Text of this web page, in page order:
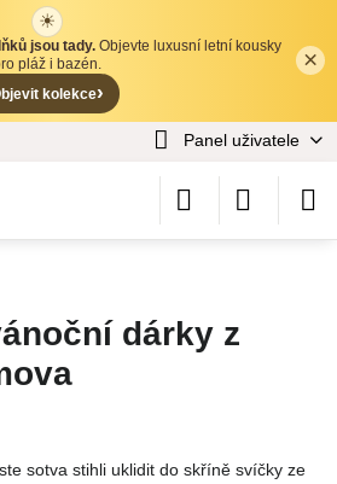
✕
×
☀
jsou tady. Objevte luxusní letní kousky
pláž i bazén.
kolekce›
Panel uživatele
dárky z
sotva stihli uklidit do skříně svíčky ze